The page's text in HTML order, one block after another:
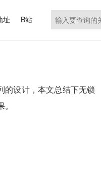
址 B站
的设计，本文总结下无锁